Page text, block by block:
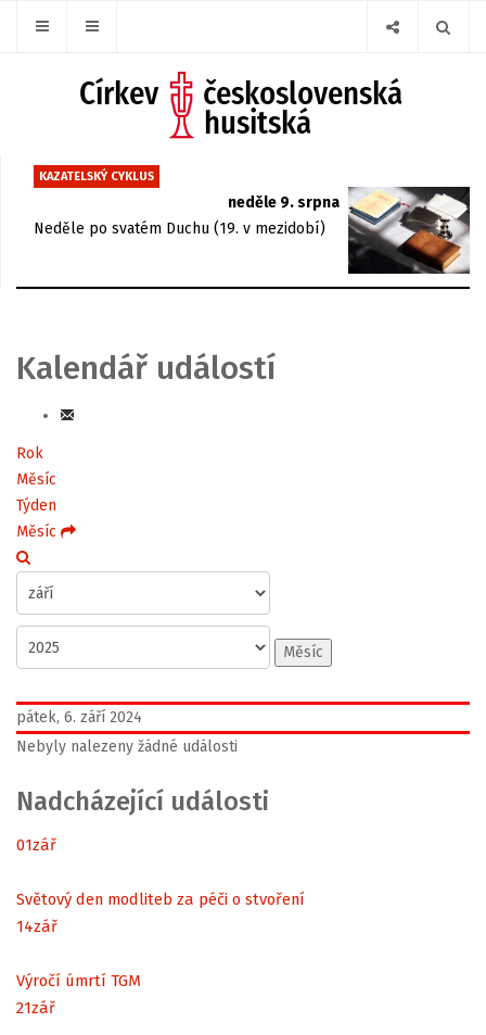
KAZATELSKÝ CYKLUS
neděle 9. srpna
Neděle po svatém Duchu (19. v mezidobí)
Kalendář událostí
Rok
Měsíc
Týden
Měsíc
Měsíc
pátek, 6. září 2024
Nebyly nalezeny žádné události
Nadcházející události
01zář
Světový den modliteb za péči o stvoření
14zář
Výročí úmrtí TGM
21zář